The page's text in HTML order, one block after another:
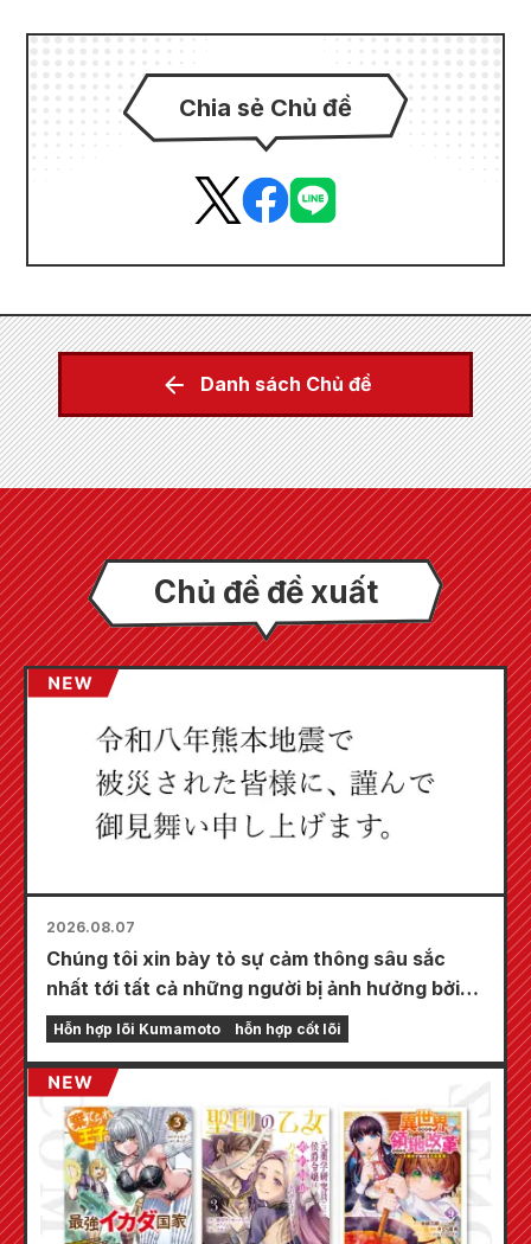
Chia sẻ Chủ đề
Danh sách Chủ đề
Chủ đề đề xuất
2026.08.07
Chúng tôi xin bày tỏ sự cảm thông sâu sắc
nhất tới tất cả những người bị ảnh hưởng bởi
trận động đất Kumamoto năm 2026.
Hỗn hợp lõi Kumamoto hỗn hợp cốt lõi